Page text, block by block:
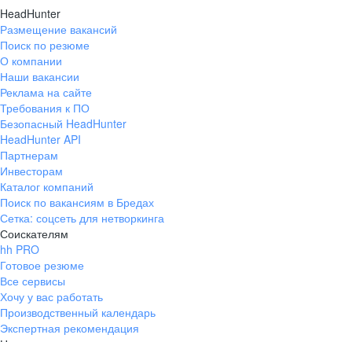
HeadHunter
Размещение вакансий
Поиск по резюме
О компании
Наши вакансии
Реклама на сайте
Требования к ПО
Безопасный HeadHunter
HeadHunter API
Партнерам
Инвесторам
Каталог компаний
Поиск по вакансиям в Бредах
Сетка: соцсеть для нетворкинга
Соискателям
hh PRO
Готовое резюме
Все сервисы
Хочу у вас работать
Производственный календарь
Экспертная рекомендация